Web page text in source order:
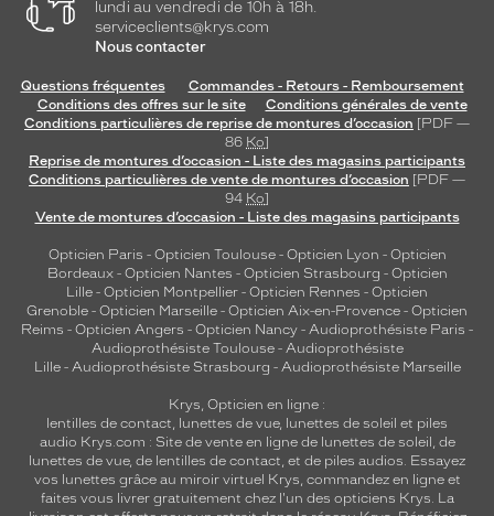
lundi au vendredi de 10h à 18h.
serviceclients@krys.com
Nous contacter
Questions fréquentes
Commandes - Retours - Remboursement
Conditions des offres sur le site
Conditions générales de vente
Conditions particulières de reprise de montures d’occasion [PDF —
86 Ko]
Reprise de montures d’occasion - Liste des magasins participants
Conditions particulières de vente de montures d’occasion [PDF —
94 Ko]
Vente de montures d’occasion - Liste des magasins participants
Opticien Paris - Opticien Toulouse- Opticien Lyon - Opticien
Bordeaux- Opticien Nantes - Opticien Strasbourg - Opticien
Lille - Opticien Montpellier - Opticien Rennes - Opticien
Grenoble - Opticien Marseille - Opticien Aix-en-Provence - Opticien
Reims - Opticien Angers - Opticien Nancy - Audioprothésiste Paris -
Audioprothésiste Toulouse- Audioprothésiste
Lille- Audioprothésiste Strasbourg - Audioprothésiste Marseille
Krys, Opticien en ligne :
lentilles de contact, lunettes de vue, lunettes de soleil et piles
audio Krys.com : Site de vente en ligne de lunettes de soleil, de
lunettes de vue, de lentilles de contact, et de piles audios. Essayez
vos lunettes grâce au miroir virtuel Krys, commandez en ligne et
faites vous livrer gratuitement chez l'un des opticiens Krys. La